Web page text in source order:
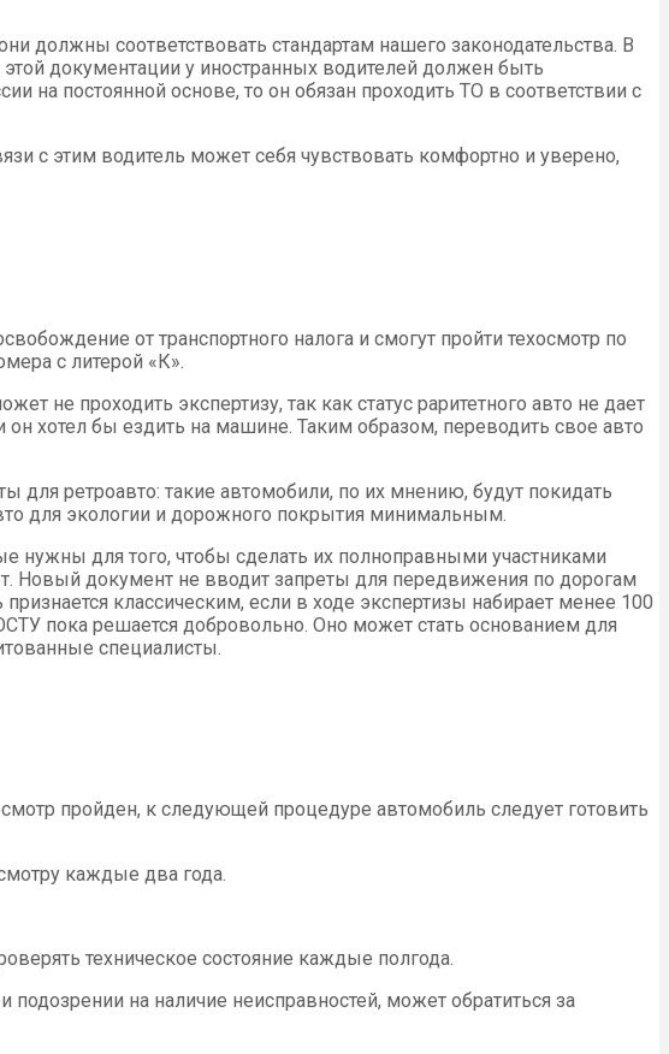
должны соответствовать стандартам нашего законодательства. В
документации у иностранных водителей должен быть
на постоянной основе, то он обязан проходить ТО в соответствии с
с этим водитель может себя чувствовать комфортно и уверено,
от транспортного налога и смогут пройти техосмотр по
с литерой «К».
не проходить экспертизу, так как статус раритетного авто не дает
хотел бы ездить на машине. Таким образом, переводить свое авто
для ретроавто: такие автомобили, по их мнению, будут покидать
для экологии и дорожного покрытия минимальным.
нужны для того, чтобы сделать их полноправными участниками
Новый документ не вводит запреты для передвижения по дорогам
классическим, если в ходе экспертизы набирает менее 100
пока решается добровольно. Оно может стать основанием для
специалисты.
пройден, к следующей процедуре автомобиль следует готовить
каждые два года.
техническое состояние каждые полгода.
на наличие неисправностей, может обратиться за